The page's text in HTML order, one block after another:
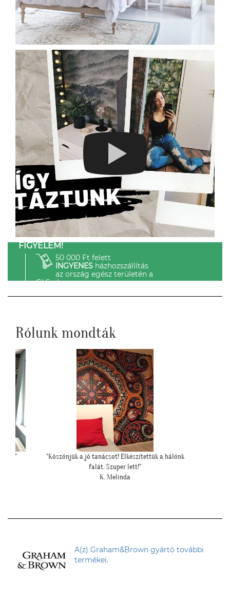
FIGYELEM!
50 000 Ft felett
INGYENESházhozszállítás
az ország egész területén a
GLS-el.
Rólunk mondták
hálónk
""Szuper lett a gyerekszoba is :)""
L. Katalin
A(z) Graham&Brown gyártó további
termékei.